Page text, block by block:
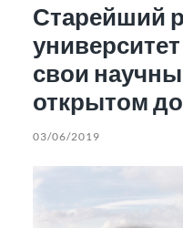
Старейший
свои
открытом
03/06/2019